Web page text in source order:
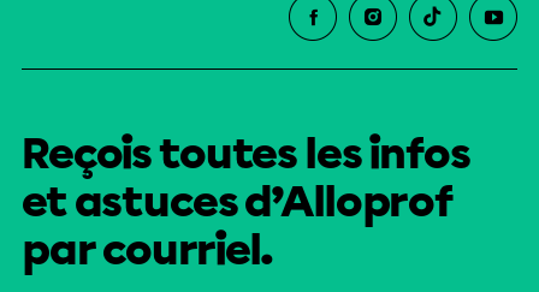
Reçois toutes les infos
et astuces d’Alloprof
par courriel.